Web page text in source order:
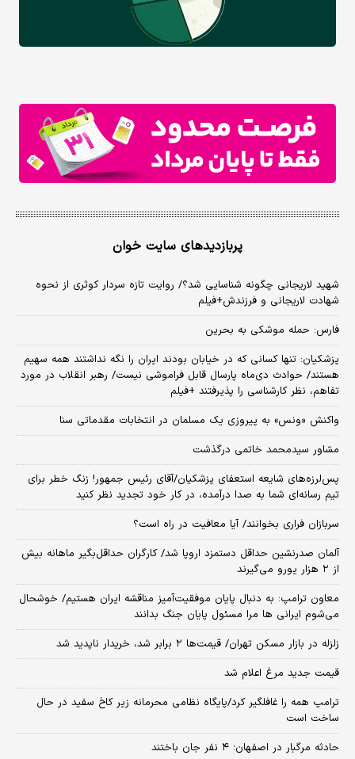
پربازدیدهای سایت خوان
شهید لاریجانی چگونه شناسایی شد؟/ روایت تازه سردار کوثری از نحوه
شهادت لاریجانی و فرزندش+فیلم
فارس: حمله موشکی به بحرین
پزشکیان: تنها کسانی که در خیابان بودند ایران را نگه نداشتند همه سهیم
هستند/ حوادث دی‌ماه پارسال قابل فراموشی نیست/ رهبر انقلاب در مورد
تفاهم، نظر کارشناسی را پذیرفتند +فیلم
واکنش «ونس» به پیروزی یک مسلمان در انتخابات مقدماتی سنا
مشاور سیدمحمد خاتمی درگذشت
پس‌لرزه‌های شایعه استعفای پزشکیان/آقای رئیس جمهور! زنگ خطر برای
تیم رسانه‌ای شما به صدا درآمده، در کار خود تجدید نظر کنید
سربازان فراری بخوانند/ آیا معافیت در راه است؟
آلمان صدرنشین حداقل دستمزد اروپا شد/ کارگران حداقل‌بگیر ماهانه بیش
از ۲ هزار یورو می‌گیرند
معاون ترامپ: به دنبال پایان موفقیت‌آمیز مناقشه ایران هستیم/ خوشحال
می‌شوم ایرانی ها مرا مسئول پایان جنگ بدانند
زلزله در بازار مسکن تهران/ قیمت‌ها ۲ برابر شد، خریدار ناپدید شد
قیمت جدید مرغ اعلام شد
ترامپ همه را غافلگیر کرد/پایگاه نظامی محرمانه زیر کاخ سفید در حال
ساخت است
حادثه مرگبار در اصفهان؛ ۴ نفر جان باختند